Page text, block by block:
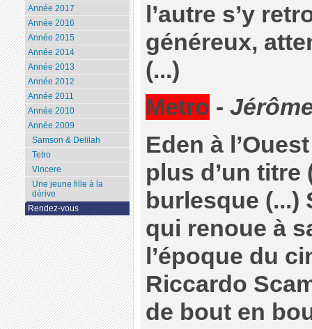
l’autre s’y
généreux,
(...)
Metro -
Eden à
plus d’un titre
burlesque (...)
qui renoue à
l’époque du
Riccardo
de bout en
Année 2017
Année 2016
Année 2015
Année 2014
Année 2013
Année 2012
Année 2011
Année 2010
Année 2009
Samson & Delilah
Tetro
Vincere
Une jeune fille à la
dérive
Rendez-vous